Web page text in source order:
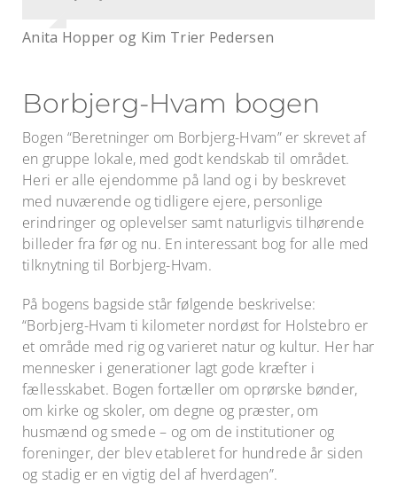
Anita Hopper og Kim Trier Pedersen
Dorthe og Martin Strømgaard
Borbjerg-Hvam bogen
Bogen “Beretninger om Borbjerg-Hvam” er skrevet af
en gruppe lokale, med godt kendskab til området.
Heri er alle ejendomme på land og i by beskrevet
med nuværende og tidligere ejere, personlige
erindringer og oplevelser samt naturligvis tilhørende
billeder fra før og nu. En interessant bog for alle med
tilknytning til Borbjerg-Hvam.
På bogens bagside står følgende beskrivelse:
“Borbjerg-Hvam ti kilometer nordøst for Holstebro er
et område med rig og varieret natur og kultur. Her har
mennesker i generationer lagt gode kræfter i
fællesskabet. Bogen fortæller om oprørske bønder,
om kirke og skoler, om degne og præster, om
husmænd og smede – og om de institutioner og
foreninger, der blev etableret for hundrede år siden
og stadig er en vigtig del af hverdagen”.